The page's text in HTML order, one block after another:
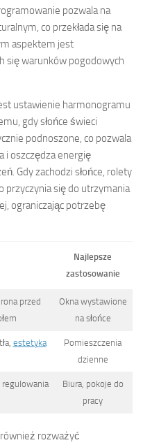
pozwala na
co przekłada się na
aspektem jest
się warunków pogodowych
ustawienie harmonogramu
gdy słońce świeci
podnoszone, co pozwala
i oszczędza energię
Gdy zachodzi słońce, rolety
przyczynia się do utrzymania
ograniczając potrzebę
Najlepsze
zastosowanie
przed
Okna wystawione
na słońce
estetyka
Pomieszczenia
dzienne
Biura, pokoje do
pracy
rozważyć